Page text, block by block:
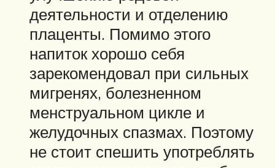
деятельности и отделению
плаценты. Помимо этого
напиток хорошо себя
зарекомендовал при сильных
мигренях, болезненном
менструальном цикле и
желудочных спазмах. Поэтому
не стоит спешить употреблять